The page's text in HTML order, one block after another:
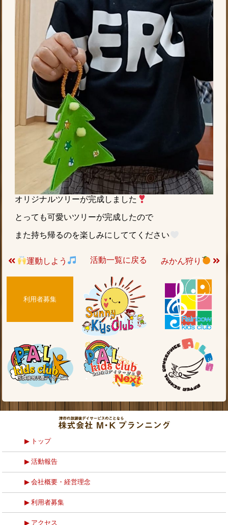
オリジナルツリーが完成しました
とっても可愛いツリーが完成したので
また持ち帰るのを楽しみにしててください
運動しよう 活動一覧に戻る みかん狩り
利用者募集
トップ
活動報告
会社概要・経営理念
利用者募集
アクセス